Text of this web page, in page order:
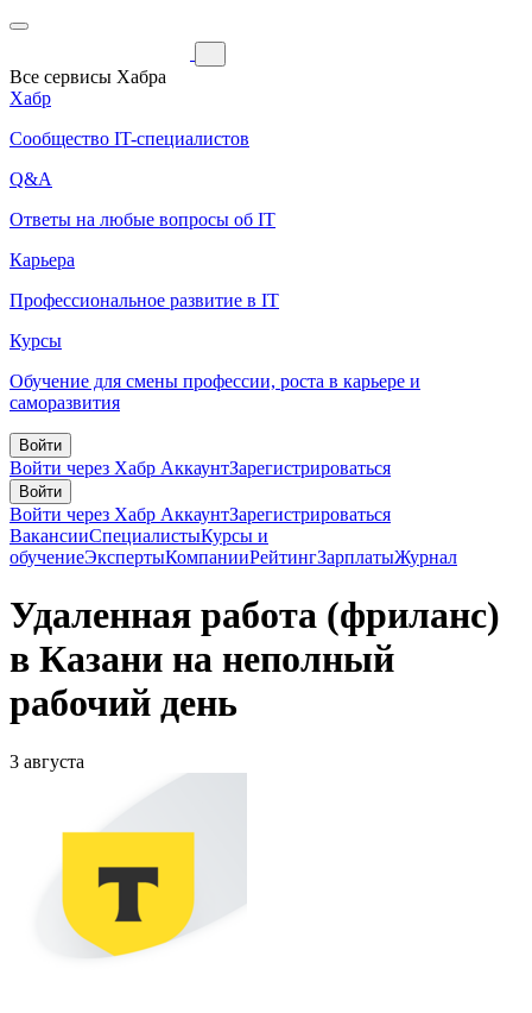
Все сервисы Хабра
Хабр
Сообщество IT-специалистов
Q&A
Ответы на любые вопросы об IT
Карьера
Профессиональное развитие в IT
Курсы
Обучение для смены профессии, роста в карьере и
саморазвития
Войти
Войти через Хабр АккаунтЗарегистрироваться
Войти
Войти через Хабр АккаунтЗарегистрироваться
ВакансииСпециалистыКурсы и
обучениеЭкспертыКомпанииРейтингЗарплатыЖурнал
Удаленная работа (фриланс)
в Казани на неполный
рабочий день
3 августа